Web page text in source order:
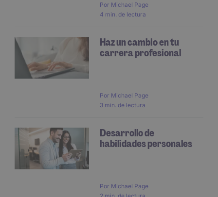
Por Michael Page
4 min. de lectura
Haz un cambio en tu
carrera profesional
Por Michael Page
3 min. de lectura
Desarrollo de
habilidades personales
Por Michael Page